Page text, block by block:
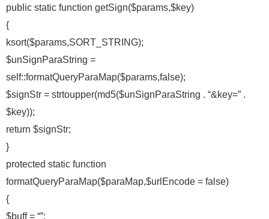
public static function getSign($params,$key)
{
ksort($params,SORT_STRING);
$unSignParaString =
self::formatQueryParaMap($params,false);
$signStr = strtoupper(md5($unSignParaString . “&key=” .
$key));
return $signStr;
}
protected static function
formatQueryParaMap($paraMap,$urlEncode = false)
{
$buff = “”;